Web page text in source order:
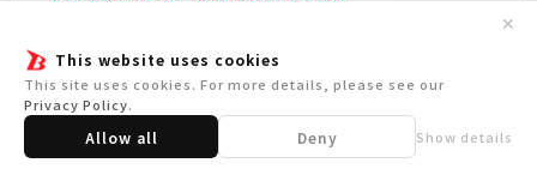
This website uses cookies
This site uses cookies. For more details, please see our
Privacy Policy.
Allow all Deny Show details
✕
■ボックス特典
ボックス封入PRカード全4種のうち、
1枚をボックス内にランダム封入！
※再版分への封入予定はございません。